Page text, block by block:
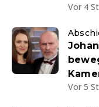
Vor 4
Vor 5